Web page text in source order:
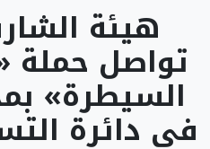
هيئة
تواصل
السيطرة»
في دائرة